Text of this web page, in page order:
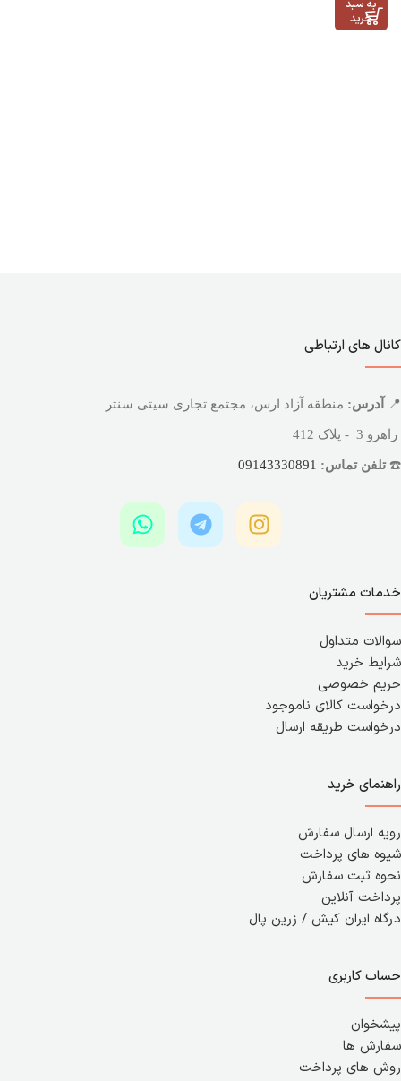
به سبد
خرید
کانال های ارتباطی
📍 آدرس: منطقه آزاد ارس، مجتمع تجاری سیتی سنتر
راهرو 3 - پلاک 412
☎️تلفن تماس: 09143330891
خدمات مشتریان
سوالات متداول
شرایط خرید
حریم خصوصی
درخواست کالای ناموجود
درخواست طریقه ارسال
راهنمای خرید
رویه ارسال سفارش
شیوه های پرداخت
نحوه ثبت سفارش
پرداخت آنلاین
درگاه ایران کیش / زرین پال
حساب کاربری
پیشخوان
سفارش ها
روش های پرداخت